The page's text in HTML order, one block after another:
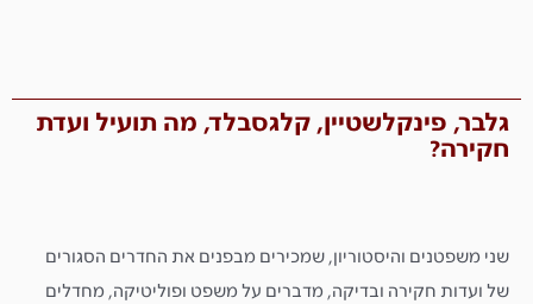
גלבר, פינקלשטיין, קלגסבלד, מה תועיל ועדת
חקירה?
שני משפטנים והיסטוריון, שמכירים מבפנים את החדרים הסגורים
של ועדות חקירה ובדיקה, מדברים על משפט ופוליטיקה, מחדלים